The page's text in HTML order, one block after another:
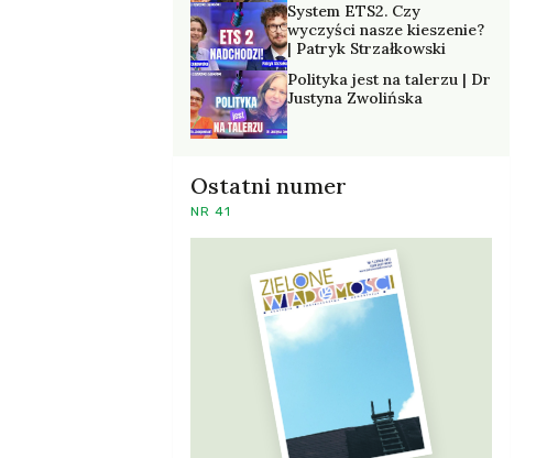
System ETS2. Czy
wyczyści nasze kieszenie?
| Patryk Strzałkowski
Polityka jest na talerzu | Dr
Justyna Zwolińska
Ostatni numer
NR 41